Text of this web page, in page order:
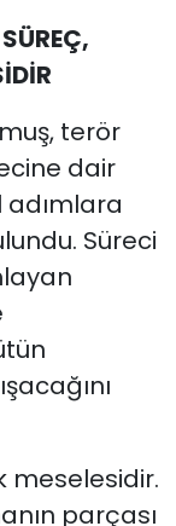
terör
dair
Süreci
meselesidir.
parçası